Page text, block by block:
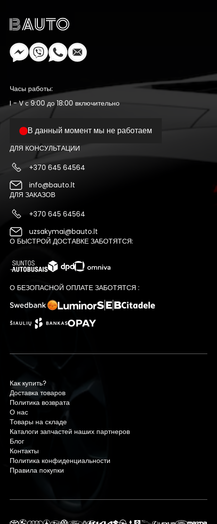
Часы работы:
I - V с 9:00 до 18:00 включительно
В данный момент мы не работаем
ДЛЯ КОНСУЛЬТАЦИИ
+370 645 64564
info@bauto.lt
ДЛЯ ЗАКАЗОВ
+370 645 64564
uzsakymai@bauto.lt
О БЫСТРОЙ ДОСТАВКЕ ЗАБОТЯТСЯ:
О БЕЗОПАСНОЙ ОПЛАТЕ ЗАБОТЯТСЯ :
Как купить?
Доставка товаров
Политика возврата
О нас
Товары на складе
Каталоги запчастей наших партнеров
Блог
Контакты
Политика конфиденциальности
Правила покупки